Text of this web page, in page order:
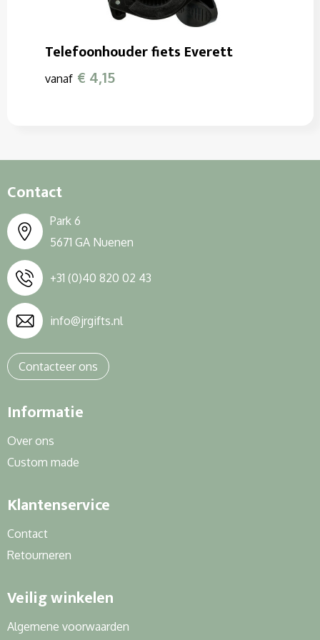
Telefoonhouder fiets Everett
vanaf € 4,15
Contact
Park 6
5671 GA Nuenen
+31 (0)40 820 02 43
info@jrgifts.nl
Contacteer ons
Informatie
Over ons
Custom made
Klantenservice
Contact
Retourneren
Veilig winkelen
Algemene voorwaarden